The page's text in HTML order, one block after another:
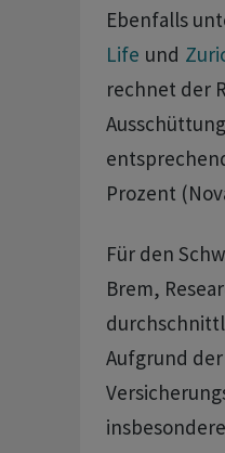
Ebenfalls
Life und
rechnet der
Prozent
Für den
Brem,
Aufgrund